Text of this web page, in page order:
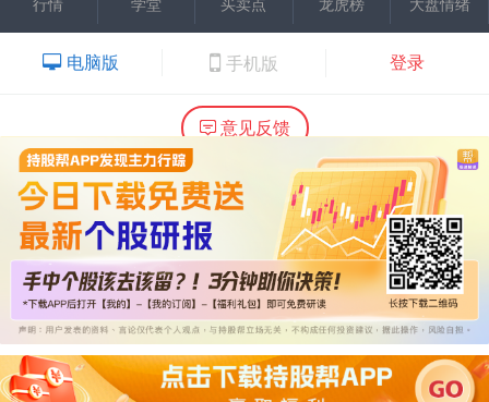
行情
学堂 买卖点 龙虎榜 大盘情绪
电脑版 手机版 登录
意见反馈
内容提供：广州市万隆证券咨询顾问有限公司
Copyright ©2015 Wlstock. All Right Reserved.
热线：020-66618988